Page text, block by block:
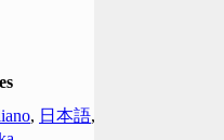
, 日本語,